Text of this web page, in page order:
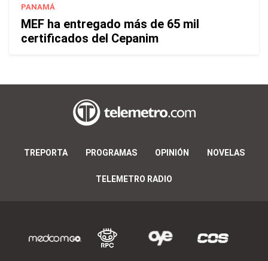
PANAMÁ
MEF ha entregado más de 65 mil
certificados del Cepanim
TREPORTA PROGRAMAS OPINIÓN NOVELAS
TELEMETRO RADIO